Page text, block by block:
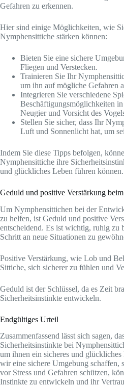
Gefahren zu erkennen.
Hier sind einige Möglichkeiten, wie
Nymphensittiche stärken können:
Bieten Sie eine sichere
Fliegen und Verstecken.
Trainieren Sie Ihr
um ihn auf mögliche Gefahren
Integrieren Sie verschiedene
Beschäftigungsmöglichkeiten
Neugier und Vorsicht des
Stellen Sie sicher, dass Ihr
Luft und Sonnenlicht hat, um
Indem Sie diese Tipps befolgen,
Nymphensittiche ihre
und glückliches Leben führen können.
Geduld und positive Verstärkung
Um Nymphensittichen bei der
zu helfen, ist Geduld und positive
entscheidend. Es ist wichtig, ruhig
Schritt an neue Situationen zu
Positive Verstärkung, wie Lob und
Sittiche, sich sicherer zu fühlen und
Geduld ist der Schlüssel, da es Zeit
Sicherheitsinstinkte entwickeln.
Endgültiges Urteil
Zusammenfassend lässt sich sagen,
Sicherheitsinstinkte bei
um ihnen ein sicheres und
wir eine sichere Umgebung schaffen,
vor Stress und Gefahren schützen,
Instinkte zu entwickeln und ihr